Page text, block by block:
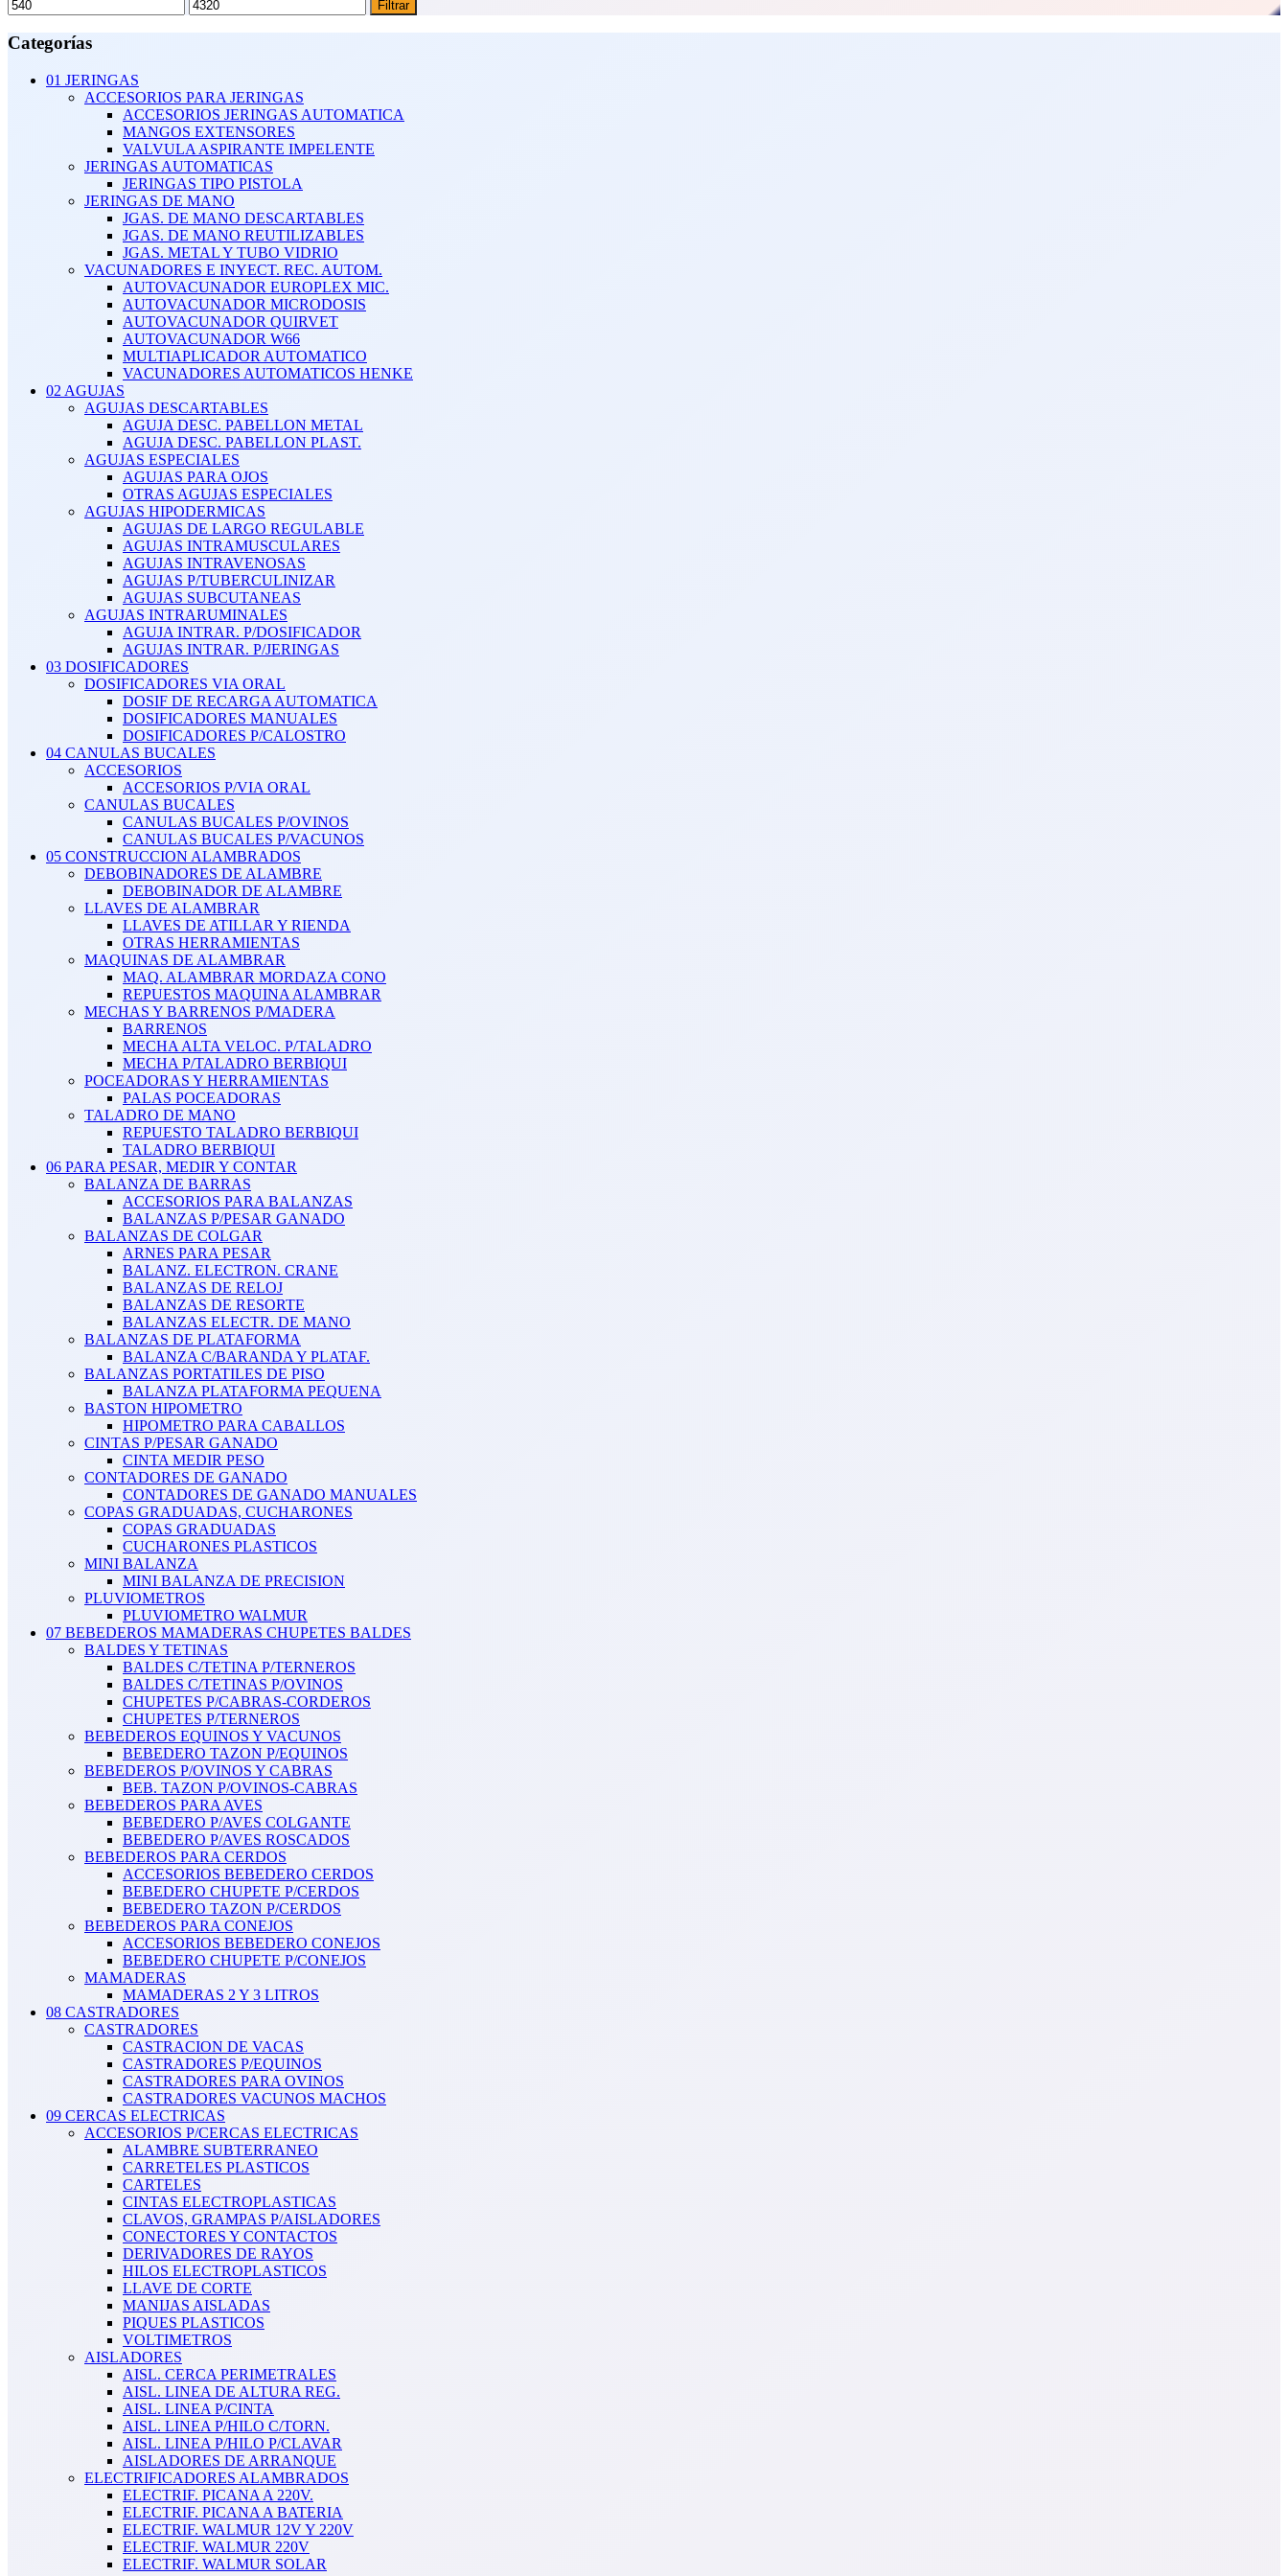
mínimo
máximo
Filtrar
Categorías
01 JERINGAS
ACCESORIOS PARA JERINGAS
ACCESORIOS JERINGAS AUTOMATICA
MANGOS EXTENSORES
VALVULA ASPIRANTE IMPELENTE
JERINGAS AUTOMATICAS
JERINGAS TIPO PISTOLA
JERINGAS DE MANO
JGAS. DE MANO DESCARTABLES
JGAS. DE MANO REUTILIZABLES
JGAS. METAL Y TUBO VIDRIO
VACUNADORES E INYECT. REC. AUTOM.
AUTOVACUNADOR EUROPLEX MIC.
AUTOVACUNADOR MICRODOSIS
AUTOVACUNADOR QUIRVET
AUTOVACUNADOR W66
MULTIAPLICADOR AUTOMATICO
VACUNADORES AUTOMATICOS HENKE
02 AGUJAS
AGUJAS DESCARTABLES
AGUJA DESC. PABELLON METAL
AGUJA DESC. PABELLON PLAST.
AGUJAS ESPECIALES
AGUJAS PARA OJOS
OTRAS AGUJAS ESPECIALES
AGUJAS HIPODERMICAS
AGUJAS DE LARGO REGULABLE
AGUJAS INTRAMUSCULARES
AGUJAS INTRAVENOSAS
AGUJAS P/TUBERCULINIZAR
AGUJAS SUBCUTANEAS
AGUJAS INTRARUMINALES
AGUJA INTRAR. P/DOSIFICADOR
AGUJAS INTRAR. P/JERINGAS
03 DOSIFICADORES
DOSIFICADORES VIA ORAL
DOSIF DE RECARGA AUTOMATICA
DOSIFICADORES MANUALES
DOSIFICADORES P/CALOSTRO
04 CANULAS BUCALES
ACCESORIOS
ACCESORIOS P/VIA ORAL
CANULAS BUCALES
CANULAS BUCALES P/OVINOS
CANULAS BUCALES P/VACUNOS
05 CONSTRUCCION ALAMBRADOS
DEBOBINADORES DE ALAMBRE
DEBOBINADOR DE ALAMBRE
LLAVES DE ALAMBRAR
LLAVES DE ATILLAR Y RIENDA
OTRAS HERRAMIENTAS
MAQUINAS DE ALAMBRAR
MAQ. ALAMBRAR MORDAZA CONO
REPUESTOS MAQUINA ALAMBRAR
MECHAS Y BARRENOS P/MADERA
BARRENOS
MECHA ALTA VELOC. P/TALADRO
MECHA P/TALADRO BERBIQUI
POCEADORAS Y HERRAMIENTAS
PALAS POCEADORAS
TALADRO DE MANO
REPUESTO TALADRO BERBIQUI
TALADRO BERBIQUI
06 PARA PESAR, MEDIR Y CONTAR
BALANZA DE BARRAS
ACCESORIOS PARA BALANZAS
BALANZAS P/PESAR GANADO
BALANZAS DE COLGAR
ARNES PARA PESAR
BALANZ. ELECTRON. CRANE
BALANZAS DE RELOJ
BALANZAS DE RESORTE
BALANZAS ELECTR. DE MANO
BALANZAS DE PLATAFORMA
BALANZA C/BARANDA Y PLATAF.
BALANZAS PORTATILES DE PISO
BALANZA PLATAFORMA PEQUENA
BASTON HIPOMETRO
HIPOMETRO PARA CABALLOS
CINTAS P/PESAR GANADO
CINTA MEDIR PESO
CONTADORES DE GANADO
CONTADORES DE GANADO MANUALES
COPAS GRADUADAS, CUCHARONES
COPAS GRADUADAS
CUCHARONES PLASTICOS
MINI BALANZA
MINI BALANZA DE PRECISION
PLUVIOMETROS
PLUVIOMETRO WALMUR
07 BEBEDEROS MAMADERAS CHUPETES BALDES
BALDES Y TETINAS
BALDES C/TETINA P/TERNEROS
BALDES C/TETINAS P/OVINOS
CHUPETES P/CABRAS-CORDEROS
CHUPETES P/TERNEROS
BEBEDEROS EQUINOS Y VACUNOS
BEBEDERO TAZON P/EQUINOS
BEBEDEROS P/OVINOS Y CABRAS
BEB. TAZON P/OVINOS-CABRAS
BEBEDEROS PARA AVES
BEBEDERO P/AVES COLGANTE
BEBEDERO P/AVES ROSCADOS
BEBEDEROS PARA CERDOS
ACCESORIOS BEBEDERO CERDOS
BEBEDERO CHUPETE P/CERDOS
BEBEDERO TAZON P/CERDOS
BEBEDEROS PARA CONEJOS
ACCESORIOS BEBEDERO CONEJOS
BEBEDERO CHUPETE P/CONEJOS
MAMADERAS
MAMADERAS 2 Y 3 LITROS
08 CASTRADORES
CASTRADORES
CASTRACION DE VACAS
CASTRADORES P/EQUINOS
CASTRADORES PARA OVINOS
CASTRADORES VACUNOS MACHOS
09 CERCAS ELECTRICAS
ACCESORIOS P/CERCAS ELECTRICAS
ALAMBRE SUBTERRANEO
CARRETELES PLASTICOS
CARTELES
CINTAS ELECTROPLASTICAS
CLAVOS, GRAMPAS P/AISLADORES
CONECTORES Y CONTACTOS
DERIVADORES DE RAYOS
HILOS ELECTROPLASTICOS
LLAVE DE CORTE
MANIJAS AISLADAS
PIQUES PLASTICOS
VOLTIMETROS
AISLADORES
AISL. CERCA PERIMETRALES
AISL. LINEA DE ALTURA REG.
AISL. LINEA P/CINTA
AISL. LINEA P/HILO C/TORN.
AISL. LINEA P/HILO P/CLAVAR
AISLADORES DE ARRANQUE
ELECTRIFICADORES ALAMBRADOS
ELECTRIF. PICANA A 220V.
ELECTRIF. PICANA A BATERIA
ELECTRIF. WALMUR 12V Y 220V
ELECTRIF. WALMUR 220V
ELECTRIF. WALMUR SOLAR